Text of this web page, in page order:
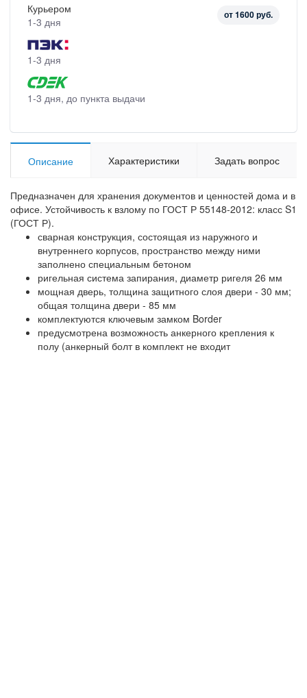
Курьером
1-3 дня
от 1600 руб.
1-3 дня
1-3 дня, до пункта выдачи
Описание Характеристики Задать вопрос
Предназначен для хранения документов и ценностей дома и в
офисе. Устойчивость к взлому по ГОСТ Р 55148-2012: класс S1
(ГОСТ Р).
сварная конструкция, состоящая из наружного и
внутреннего корпусов, пространство между ними
заполнено специальным бетоном
ригельная система запирания, диаметр ригеля 26 мм
мощная дверь, толщина защитного слоя двери - 30 мм;
общая толщина двери - 85 мм
комплектуются ключевым замком Border
предусмотрена возможность анкерного крепления к
полу (анкерный болт в комплект не входит